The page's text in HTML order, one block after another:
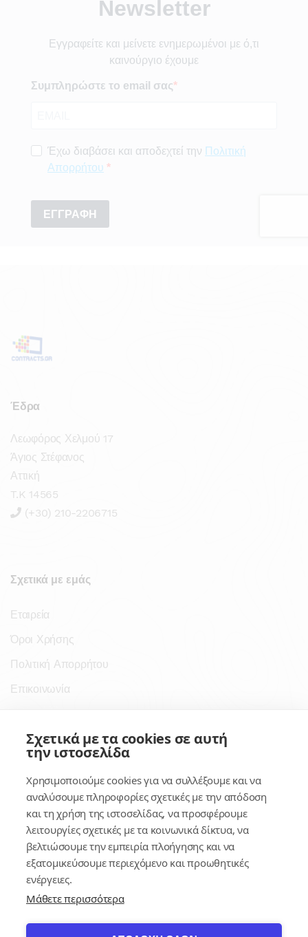
Έδρα
Λεωφόρος Χελμού 17
Άγιος Στέφανος
Αττική
T.K 14565
(+30) 210-2206715
Σχετικά με εμάς
Εταιρεία
Όροι Χρήσης
Πολιτική Απορρήτου
Επικοινωνία
Σύνδεσμοι
Κέντρο Γνώσης
Πλατφόρμα
Εγγραφή
Για δημοσίους υπαλλήλους
Σχετικά με τα cookies σε αυτή
την ιστοσελίδα
Χρησιμοποιούμε cookies για να συλλέξουμε και να
αναλύσουμε πληροφορίες σχετικές με την απόδοση
και τη χρήση της ιστοσελίδας, να προσφέρουμε
λειτουργίες σχετικές με τα κοινωνικά δίκτυα, να
βελτιώσουμε την εμπειρία πλοήγησης και να
εξατομικεύσουμε περιεχόμενο και προωθητικές
ενέργειες.
Μάθετε περισσότερα